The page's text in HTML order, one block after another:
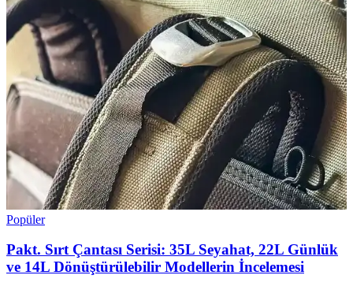
Popüler
Pakt. Sırt Çantası Serisi: 35L Seyahat, 22L Günlük
ve 14L Dönüştürülebilir Modellerin İncelemesi